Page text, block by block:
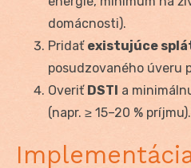
domácnosti).
Pridať existujúce
posudzovaného úveru
Overiť DSTI a
(napr. ≥ 15–20 % príjmu).